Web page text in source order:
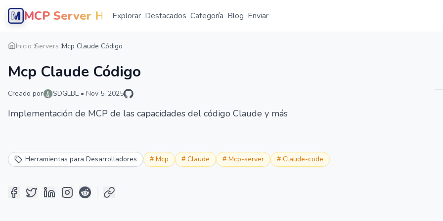
MCP Server HubExplorar Destacados Categoría Blog Enviar
Inicio Servers Mcp Claude Código
Mcp Claude Código
Creado por SDGLBL • Nov 5, 2025
Implementación de MCP de las capacidades del código Claude y más
Herramientas para Desarrolladores # Mcp # Claude # Mcp-server # Claude-code